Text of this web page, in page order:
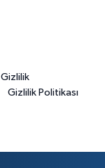
Gizlilik
Gizlilik Politikası